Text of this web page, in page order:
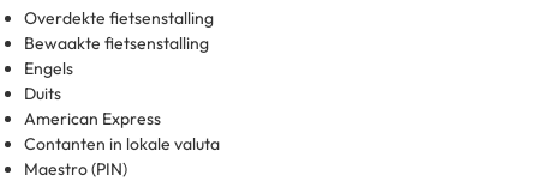
Overdekte fietsenstalling
Bewaakte fietsenstalling
Engels
Duits
American Express
Contanten in lokale valuta
Maestro (PIN)